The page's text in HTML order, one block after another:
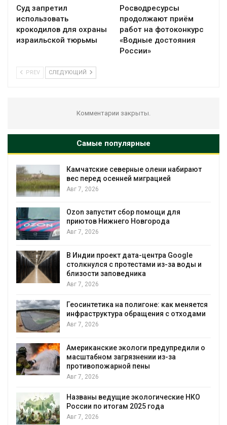
Суд запретил
использовать
крокодилов для охраны
израильской тюрьмы
Росводресурсы
продолжают приём
работ на фотоконкурс
«Водные достояния
России»
PREV СЛЕДУЮЩИЙ
Комментарии закрыты.
Самые популярные
Камчатские северные олени набирают
вес перед осенней миграцией
Авг 7, 2026
Ozon запустит сбор помощи для
приютов Нижнего Новгорода
Авг 7, 2026
В Индии проект дата-центра Google
столкнулся с протестами из-за воды и
близости заповедника
Авг 7, 2026
Геосинтетика на полигоне: как меняется
инфраструктура обращения с отходами
Авг 7, 2026
Американские экологи предупредили о
масштабном загрязнении из-за
противопожарной пены
Авг 7, 2026
Названы ведущие экологические НКО
России по итогам 2025 года
Авг 7, 2026